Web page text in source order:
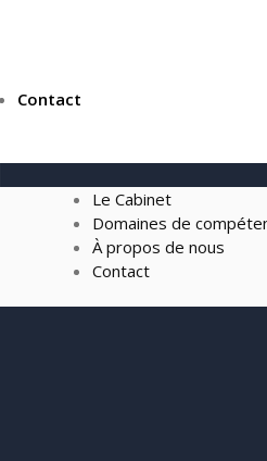
Contact
Le Cabinet
Domaines de
À propos de nous
Contact